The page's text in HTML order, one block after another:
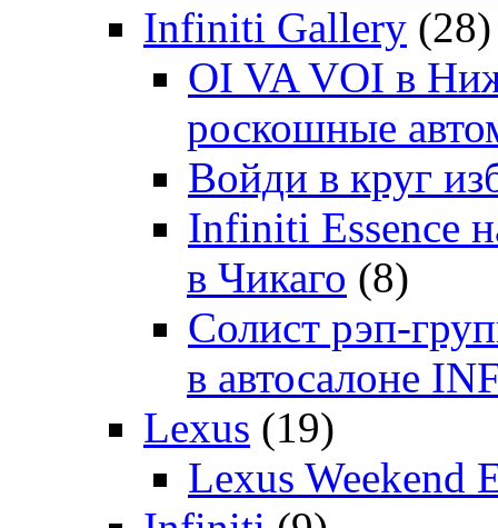
Infiniti Gallery (28)
OI VA VOI в
роскошные
Войди в круг
Infiniti Essence
в Чикаго (8)
Солист рэп-
в автосалоне
Lexus (19)
Lexus Weekend